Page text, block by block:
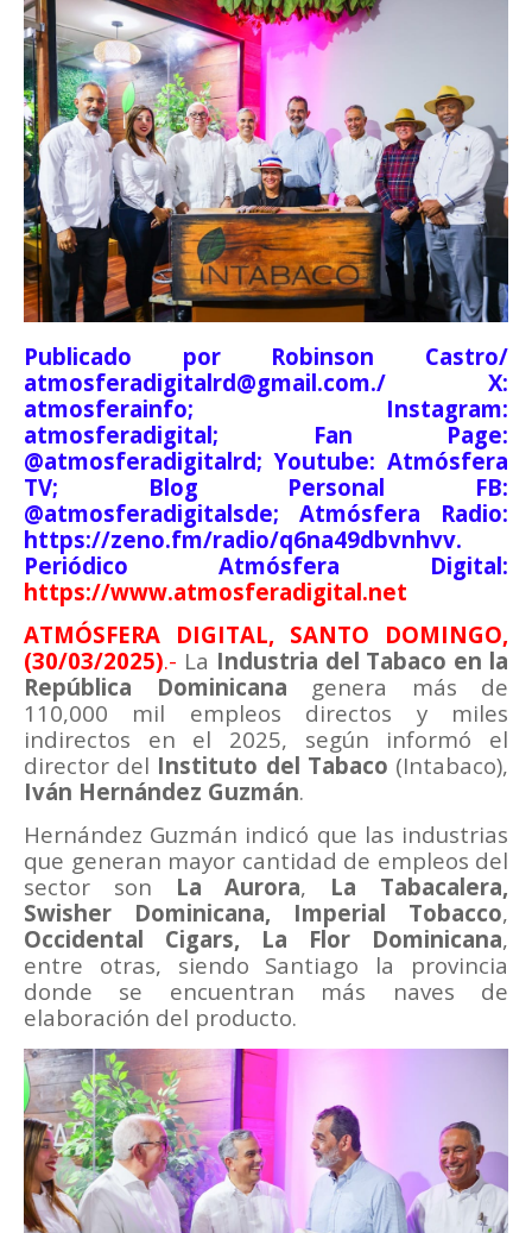
Publicado por Robinson Castro/
atmosferadigitalrd@gmail.com./ X:
atmosferainfo; Instagram:
atmosferadigital; Fan Page:
@atmosferadigitalrd; Youtube: Atmósfera
TV; Blog Personal FB:
@atmosferadigitalsde; Atmósfera Radio:
https://zeno.fm/radio/q6na49dbvnhvv.
Periódico Atmósfera Digital:
https://www.atmosferadigital.net
ATMÓSFERA DIGITAL, SANTO DOMINGO,
(30/03/2025).- La Industria del Tabaco en la
República Dominicana genera más de
110,000 mil empleos directos y miles
indirectos en el 2025, según informó el
director del Instituto del Tabaco (Intabaco),
Iván Hernández Guzmán.
Hernández Guzmán indicó que las industrias
que generan mayor cantidad de empleos del
sector son La Aurora, La Tabacalera,
Swisher Dominicana, Imperial Tobacco,
Occidental Cigars, La Flor Dominicana,
entre otras, siendo Santiago la provincia
donde se encuentran más naves de
elaboración del producto.